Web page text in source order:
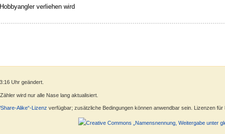
verliehen wird
Uhr geändert.
wird nur alle Nase lang aktualisiert.
Alike“-Lizenz verfügbar; zusätzliche Bedingungen können anwendbar sein. Lizenzen für